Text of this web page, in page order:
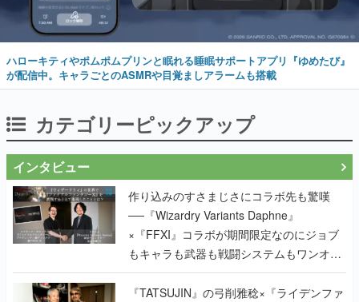
ハローキティやポムポムプリンと眠れる睡眠サポートアプリ『ゆめたび』
が配信中。キャラごとのASMRや目覚ましアラームも搭載
カテゴリーピックアップ
インタビュー
作り込みのすさまじさにコラボ先も驚嘆
──『Wizardry Variants Daphne』
×『FFXI』コラボが期間限定なのにジョブ
もキャラも武器も戦闘システムもワンオフ
で作り込まれた理由を両ディレクターに聞
く
『TATSUJIN』の弓削雅稔×『ライデンファ